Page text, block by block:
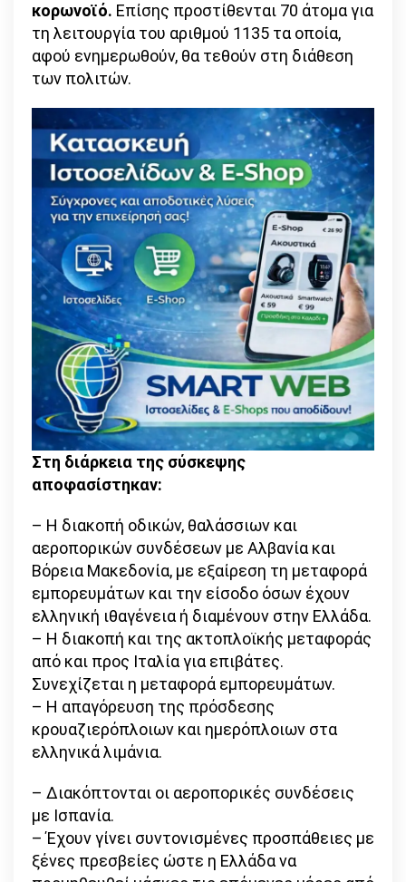
κορωνοϊό. Επίσης προστίθενται 70 άτομα για
τη λειτουργία του αριθμού 1135 τα οποία,
αφού ενημερωθούν, θα τεθούν στη διάθεση
των πολιτών.
Στη διάρκεια της σύσκεψης
αποφασίστηκαν:
– Η διακοπή οδικών, θαλάσσιων και
αεροπορικών συνδέσεων με Αλβανία και
Βόρεια Μακεδονία, με εξαίρεση τη μεταφορά
εμπορευμάτων και την είσοδο όσων έχουν
ελληνική ιθαγένεια ή διαμένουν στην Ελλάδα.
– Η διακοπή και της ακτοπλοϊκής μεταφοράς
από και προς Ιταλία για επιβάτες.
Συνεχίζεται η μεταφορά εμπορευμάτων.
– Η απαγόρευση της πρόσδεσης
κρουαζιερόπλοιων και ημερόπλοιων στα
ελληνικά λιμάνια.
– Διακόπτονται οι αεροπορικές συνδέσεις
με Ισπανία.
– Έχουν γίνει συντονισμένες προσπάθειες με
ξένες πρεσβείες ώστε η Ελλάδα να